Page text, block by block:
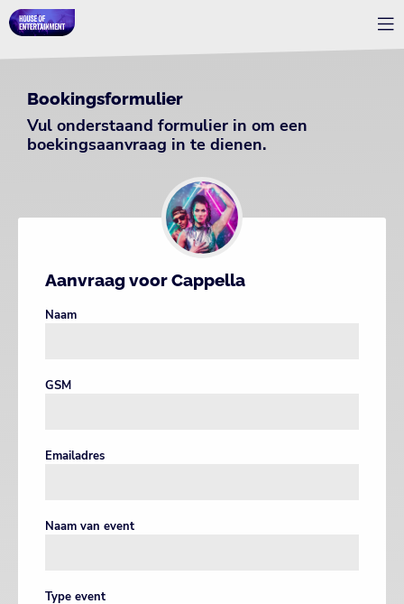
Bookingsformulier
Vul onderstaand formulier in om een
boekingsaanvraag in te dienen.
Aanvraag voor Cappella
Naam
GSM
Emailadres
Naam van event
Type event